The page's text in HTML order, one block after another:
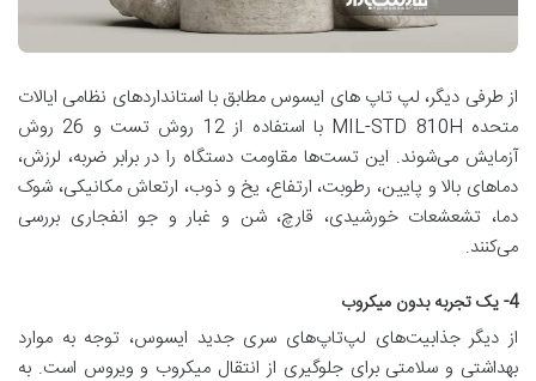
از طرفی دیگر، لپ تاپ های ایسوس مطابق با استانداردهای نظامی ایالات
متحده MIL-STD 810H با استفاده از 12 روش تست و 26 روش
آزمایش می‌شوند. این تست‌ها مقاومت دستگاه را در برابر ضربه، لرزش،
دماهای بالا و پایین، رطوبت، ارتفاع، یخ و ذوب، ارتعاش مکانیکی، شوک
دما، تشعشعات خورشیدی، قارچ، شن و غبار و جو انفجاری بررسی
می‌کنند.
4- یک تجربه بدون میکروب
از دیگر جذابیت‌های لپ‌تاپ‌های سری جدید ایسوس، توجه به موارد
بهداشتی و سلامتی برای جلوگیری از انتقال میکروب و ویروس است. به